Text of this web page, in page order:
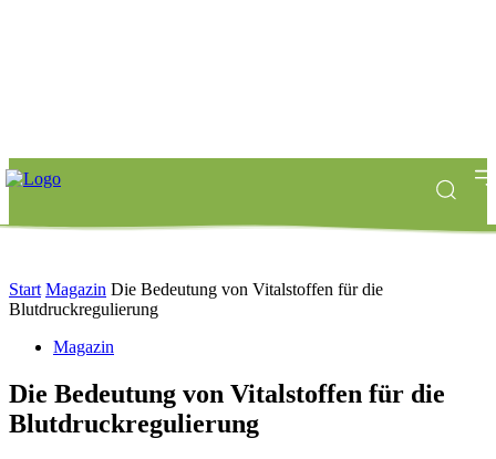
Start Magazin Die Bedeutung von Vitalstoffen für die
Blutdruckregulierung
Magazin
Die Bedeutung von Vitalstoffen für die
Blutdruckregulierung